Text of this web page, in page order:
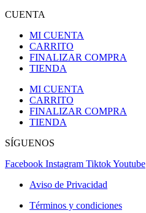
CUENTA
MI CUENTA
CARRITO
FINALIZAR COMPRA
TIENDA
MI CUENTA
CARRITO
FINALIZAR COMPRA
TIENDA
SÍGUENOS
Facebook Instagram TiktokYoutube
Aviso de Privacidad
Términos y condiciones